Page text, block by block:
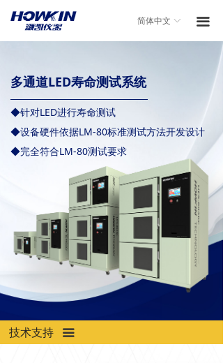
끀
ꀅ
简体中文
多通道LED寿命测试系统
◆针对LED进行寿命测试
◆设备硬件依据LM-80标准测试方法开发设计
◆完全符合LM-80测试要求
技术支持 끀